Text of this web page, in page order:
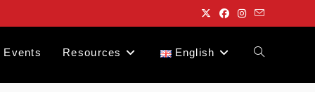
Events Resources English Toggle